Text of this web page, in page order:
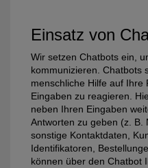
Einsatz von
Wir setzen Chatbots ein,
kommunizieren. Chatbots
menschliche Hilfe auf Ihre
Eingaben zu reagieren.
neben Ihren Eingaben
Antworten zu geben (z. B.
sonstige Kontaktdaten,
Identifikatoren,
können über den Chatbot